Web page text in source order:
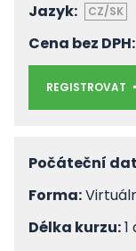
Jazyk:
CZ/SK
Cena bez DPH:
REGISTROVAT
Počáteční
Forma:
Délka kurzu:1